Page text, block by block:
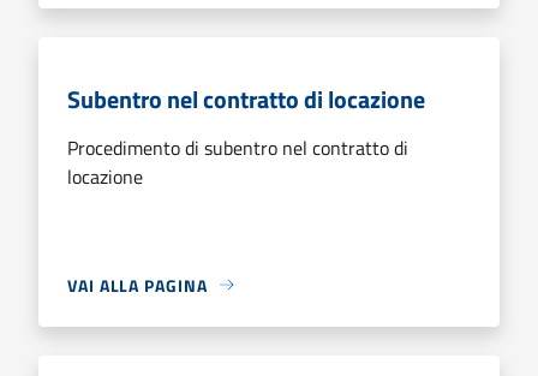
Subentro nel contratto di locazione
Procedimento di subentro nel contratto di
locazione
VAI ALLA PAGINA